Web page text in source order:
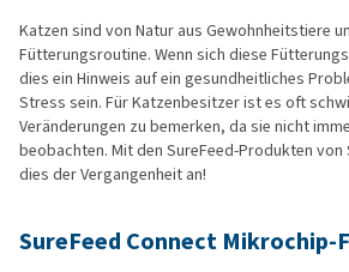
Katzen sind von Natur aus Gewohnheitstiere
Fütterungsroutine. Wenn sich diese
dies ein Hinweis auf ein gesundheitliches
Stress sein. Für Katzenbesitzer ist es oft
Veränderungen zu bemerken, da sie nicht
beobachten. Mit den SureFeed-Produkten
dies der Vergangenheit an!
SureFeed Connect